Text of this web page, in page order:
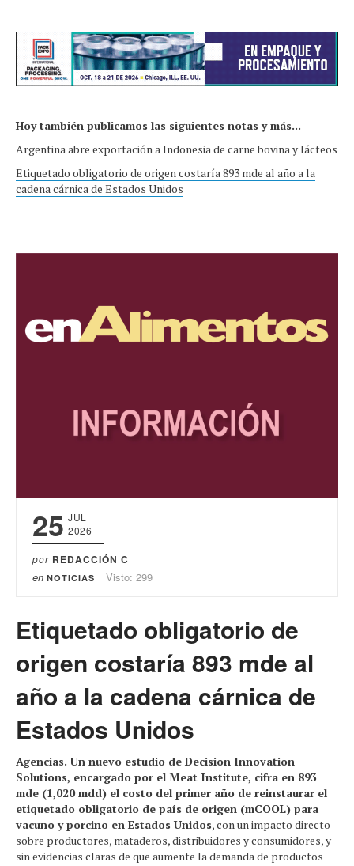
Hoy también publicamos las siguientes notas y más...
Argentina abre exportación a Indonesia de carne bovina y lácteos
Etiquetado obligatorio de origen costaría 893 mde al año a la
cadena cárnica de Estados Unidos
25 JUL
2026
por REDACCIÓN C
en NOTICIAS Visto: 299
Etiquetado obligatorio de
origen costaría 893 mde al
año a la cadena cárnica de
Estados Unidos
Agencias. Un nuevo estudio de Decision Innovation
Solutions, encargado por el Meat Institute, cifra en 893
mde (1,020 mdd) el costo del primer año de reinstaurar el
etiquetado obligatorio de país de origen (mCOOL) para
vacuno y porcino en Estados Unidos, con un impacto directo
sobre productores, mataderos, distribuidores y consumidores, y
sin evidencias claras de que aumente la demanda de productos